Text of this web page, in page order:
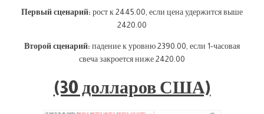
Первый сценарий: рост к 2445.00, если цена удержится выше
2420.00
Второй сценарий: падение к уровню 2390.00, если 1-часовая
свеча закроется ниже 2420.00
(30 долларов США)